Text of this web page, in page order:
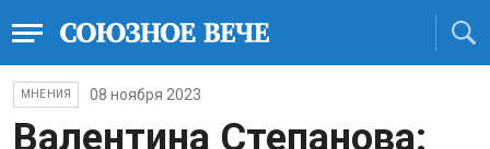
МНЕНИЯ 08 ноября 2023
Валентина Степанова: